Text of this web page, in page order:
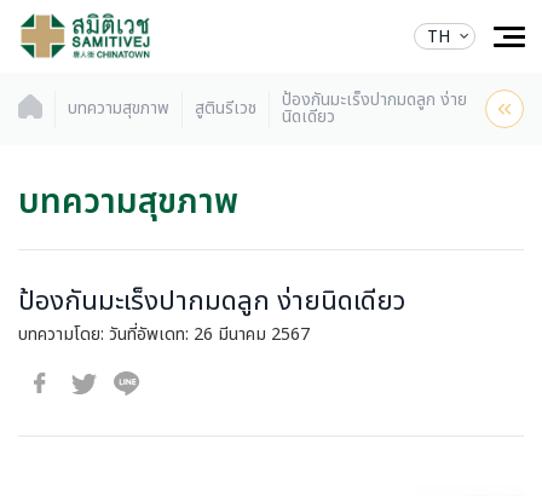
TH
บทความสุขภาพ สูตินรีเวช ป้องกันมะเร็งปากมดลูก ง่าย
นิดเดียว
บทความสุขภาพ
ป้องกันมะเร็งปากมดลูก ง่ายนิดเดียว
บทความโดย: วันที่อัพเดท: 26 มีนาคม 2567